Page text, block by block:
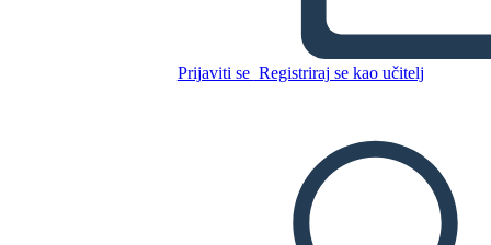
Prijaviti se Registriraj se kao učitelj
הנשיאות של רונלד רייגן -
הבחירות של 1980
Kopirajte ovaj Storyboard
IZRADITE PLOČU SCENARIJA
REPRODUCIRAJ DIJAPROJEKCIJU